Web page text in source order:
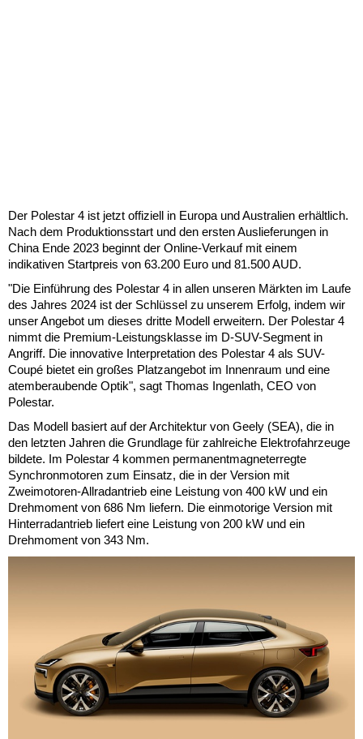
Der Polestar 4 ist jetzt offiziell in Europa und Australien erhältlich.
Nach dem Produktionsstart und den ersten Auslieferungen in
China Ende 2023 beginnt der Online-Verkauf mit einem
indikativen Startpreis von 63.200 Euro und 81.500 AUD.
"Die Einführung des Polestar 4 in allen unseren Märkten im Laufe
des Jahres 2024 ist der Schlüssel zu unserem Erfolg, indem wir
unser Angebot um dieses dritte Modell erweitern. Der Polestar 4
nimmt die Premium-Leistungsklasse im D-SUV-Segment in
Angriff. Die innovative Interpretation des Polestar 4 als SUV-
Coupé bietet ein großes Platzangebot im Innenraum und eine
atemberaubende Optik", sagt Thomas Ingenlath, CEO von
Polestar.
Das Modell basiert auf der Architektur von Geely (SEA), die in
den letzten Jahren die Grundlage für zahlreiche Elektrofahrzeuge
bildete. Im Polestar 4 kommen permanentmagneterregte
Synchronmotoren zum Einsatz, die in der Version mit
Zweimotoren-Allradantrieb eine Leistung von 400 kW und ein
Drehmoment von 686 Nm liefern. Die einmotorige Version mit
Hinterradantrieb liefert eine Leistung von 200 kW und ein
Drehmoment von 343 Nm.